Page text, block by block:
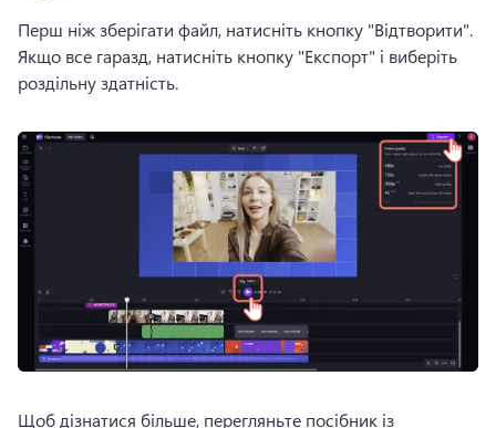
Якщо все гаразд, натисніть кнопку "Експорт" і виберіть
роздільну здатність.
Щоб дізнатися більше, перегляньте посібник із